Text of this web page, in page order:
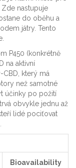
Zde nastupuje
do oběhu a
játry. Tento
P450 (konkrétně
na aktivní
CBD , který má
než samotné
účinky po požití
obvykle jednu až
lidé pociťovat
Bioavailability